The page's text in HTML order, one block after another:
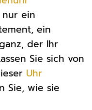
nur ein
ein
der Ihr
Sie sich von
Uhr
Sie, wie sie